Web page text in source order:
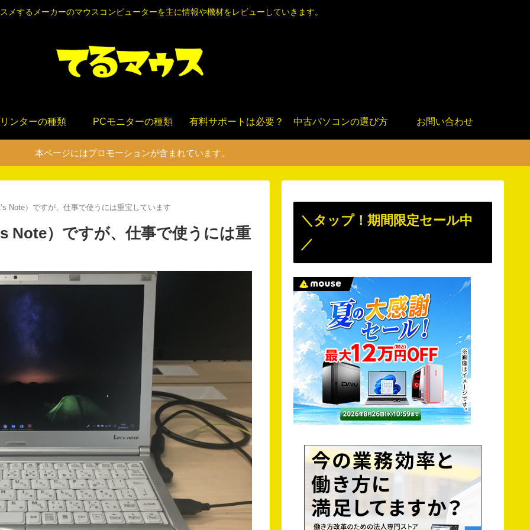
メするメーカーのマウスコンピューターを主に情報や機材をレビューしていきます。
ンターの種類 PCモニターの種類 有料サポートは必要？ 中古パソコンの選び方 お問い合わせ
本ページにはプロモーションが含まれています。
Note）ですが、仕事で使うには重宝しています
Note）ですが、仕事で使うには重
＼タップ！期間限定セール中
／